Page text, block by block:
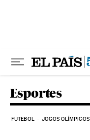
Esportes
FUTEBOL JOGOS OLÍMPICOS